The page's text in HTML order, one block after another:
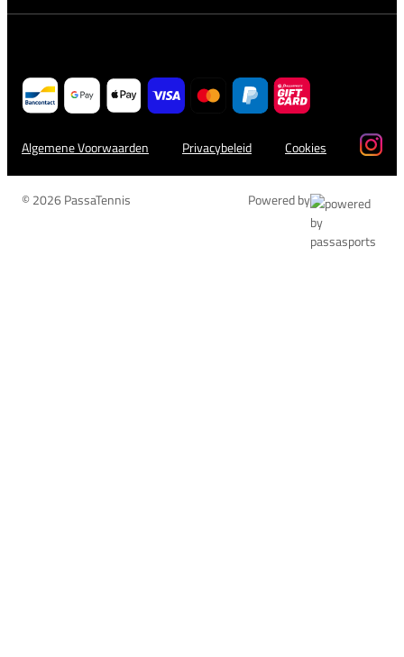
Algemene Voorwaarden Privacybeleid Cookies
© 2026 PassaTennis Powered by